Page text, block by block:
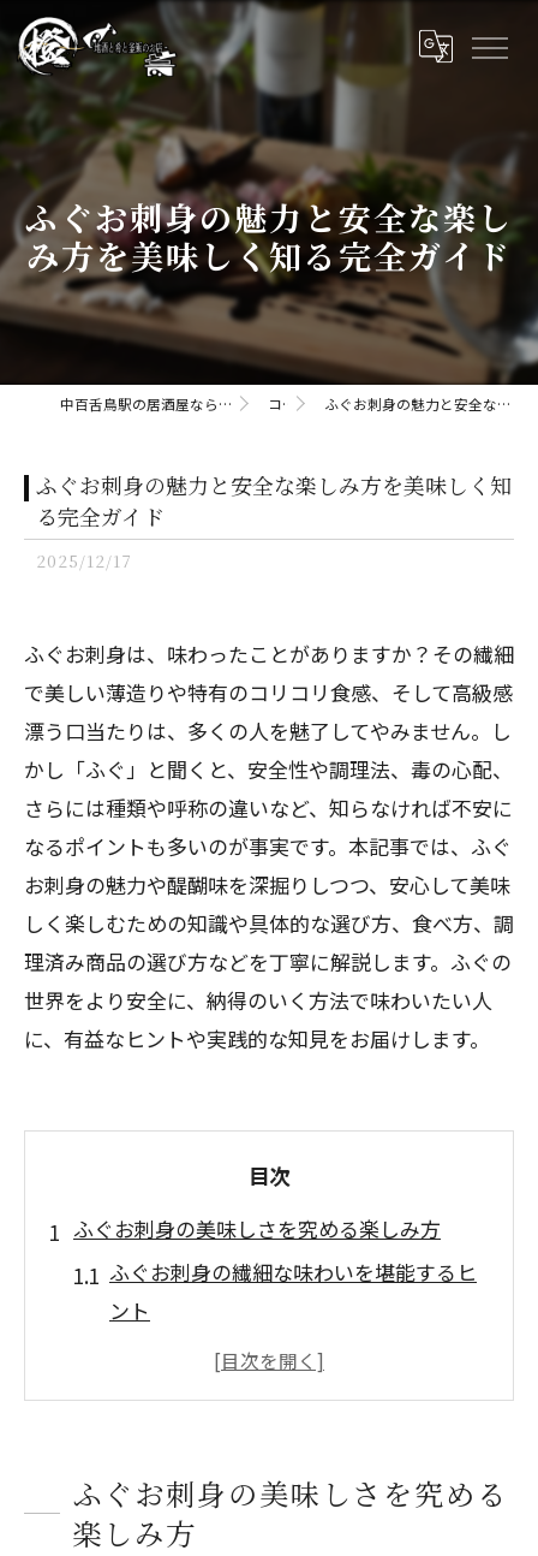
ふぐお刺身の魅力と安全な楽し
み方を美味しく知る完全ガイド
中百舌鳥駅の居酒屋なら橙daidaii-地酒と肴と釜飯のお店 コラム ふぐお刺身の魅力と安全な楽しみ方を美味しく知る完全ガイド
ふぐお刺身の魅力と安全な楽しみ方を美味しく知
る完全ガイド
2025/12/17
ふぐお刺身は、味わったことがありますか？その繊細
で美しい薄造りや特有のコリコリ食感、そして高級感
漂う口当たりは、多くの人を魅了してやみません。し
かし「ふぐ」と聞くと、安全性や調理法、毒の心配、
さらには種類や呼称の違いなど、知らなければ不安に
なるポイントも多いのが事実です。本記事では、ふぐ
お刺身の魅力や醍醐味を深掘りしつつ、安心して美味
しく楽しむための知識や具体的な選び方、食べ方、調
理済み商品の選び方などを丁寧に解説します。ふぐの
世界をより安全に、納得のいく方法で味わいたい人
に、有益なヒントや実践的な知見をお届けします。
目次
ふぐお刺身の美味しさを究める楽しみ方
ふぐお刺身の繊細な味わいを堪能するヒ
ント
ふぐ刺身のコリコリ食感が生む贅沢な時
間
ふぐ刺しの別名や呼称を正しく理解しよ
う
ふぐお刺身の美味しさを究める
楽しみ方